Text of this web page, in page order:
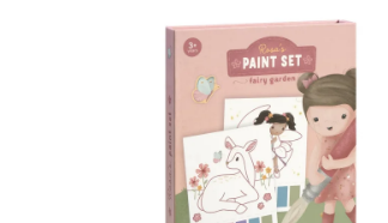
SILIKONOVÁ VODNÍ BOMBA -
ORANŽOVÁ (ZNOVUPOUŽITELNÁ)|